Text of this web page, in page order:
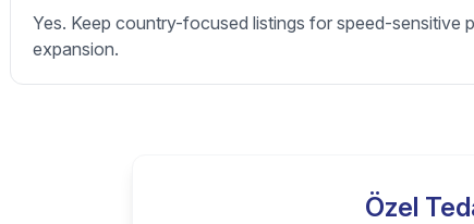
Yes. Keep country-focused listings for speed-sensitive
expansion.
Özel